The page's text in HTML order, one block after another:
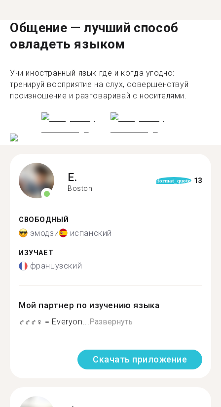
Общение — лучший способ
овладеть языком
Учи иностранный язык где и когда угодно:
тренируй восприятие на слух, совершенствуй
произношение и разговаривай с носителями.
E.
Boston
format_quote 13
СВОБОДНЫЙ
эмодзи испанский
ИЗУЧАЕТ
французский
Мой партнер по изучению языка
‍♂️‍♂️‍♂️‍♀️ = Everyon...Развернуть
Скачать приложение